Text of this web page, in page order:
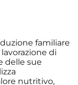
familiare
di
delle sue
nutritivo,